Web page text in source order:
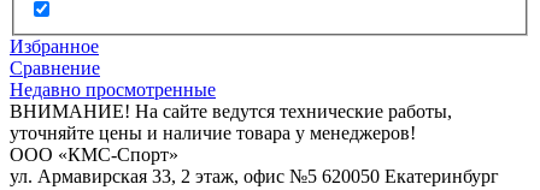
Избранное
Сравнение
Недавно просмотренные
ВНИМАНИЕ! На сайте ведутся технические работы,
уточняйте цены и наличие товара у менеджеров!
ООО «КМС-Спорт»
ул. Армавирская 33, 2 этаж, офис №5 620050 Екатеринбург